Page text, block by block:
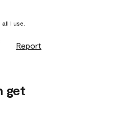
I use.
Report
get